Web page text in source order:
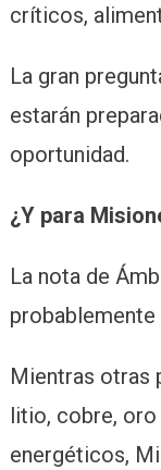
críticos,
La gran
estarán
oportunidad.
¿Y para
La nota de
probablemente
Mientras otras
litio, cobre,
energéticos,